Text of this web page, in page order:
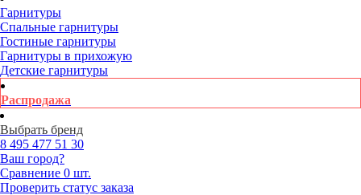
Гарнитуры
Спальные гарнитуры
Гостиные гарнитуры
Гарнитуры в прихожую
Детские гарнитуры
Распродажа
Выбрать бренд
8 495 477 51 30
Ваш город?
Сравнение 0 шт.
Проверить статус заказа